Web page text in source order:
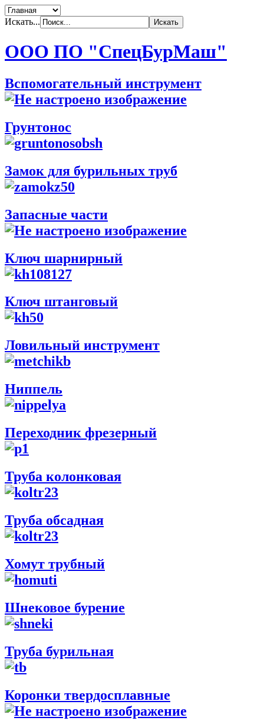
Искать...
ООО ПО "СпецБурМаш"
Вспомогательный инструмент
Грунтонос
Замок для бурильных труб
Запасные части
Ключ шарнирный
Ключ штанговый
Ловильный инструмент
Ниппель
Переходник фрезерный
Труба колонковая
Труба обсадная
Хомут трубный
Шнековое бурение
Труба бурильная
Коронки твердосплавные